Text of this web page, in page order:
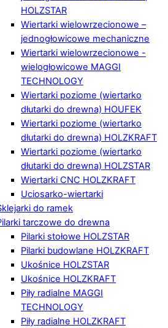
HOLZSTAR
Wiertarki wielowrzecionowe –
jednogłowicowe mechaniczne
Wiertarki wielowrzecionowe -
wielogłowicowe MAGGI
TECHNOLOGY
Wiertarki poziome (wiertarko
dłutarki do drewna) HOUFEK
Wiertarki poziome (wiertarko
dłutarki do drewna) HOLZKRAFT
Wiertarki poziome (wiertarko
dłutarki do drewna) HOLZSTAR
Wiertarki CNC HOLZKRAFT
Uciosarko-wiertarki
do ramek
tarczowe do drewna
Pilarki stołowe HOLZSTAR
Pilarki budowlane HOLZKRAFT
Ukośnice HOLZSTAR
Ukośnice HOLZKRAFT
Piły radialne MAGGI
TECHNOLOGY
Piły radialne HOLZKRAFT